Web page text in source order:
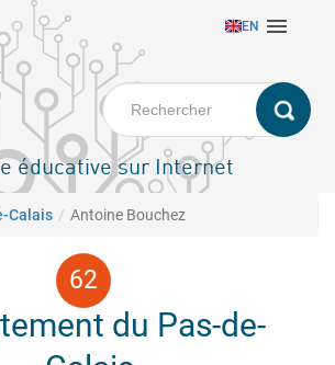
EN 
éducative sur Internet
Calais Antoine Bouchez
du Pas-de-